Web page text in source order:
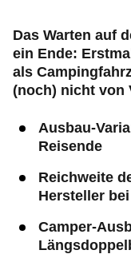
Das Warten auf
ein Ende:
als
(noch) nicht von
Ausbau-
Reisende
Reichweite
Hersteller
Camper-